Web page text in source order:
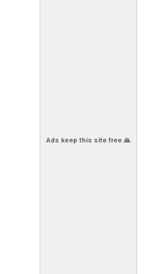
Ads keep this site free 🙏